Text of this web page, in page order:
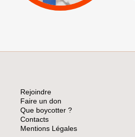
Rejoindre
Faire un don
Que boycotter ?
Contacts
Mentions Légales